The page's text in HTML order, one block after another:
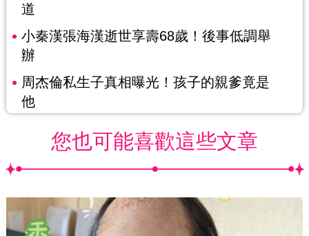
道
小秦漢張海漢逝世享壽68歲！後事低調舉
辦
周杰倫私生子真相曝光！孩子的親爹竟是
他
您也可能喜歡這些文章